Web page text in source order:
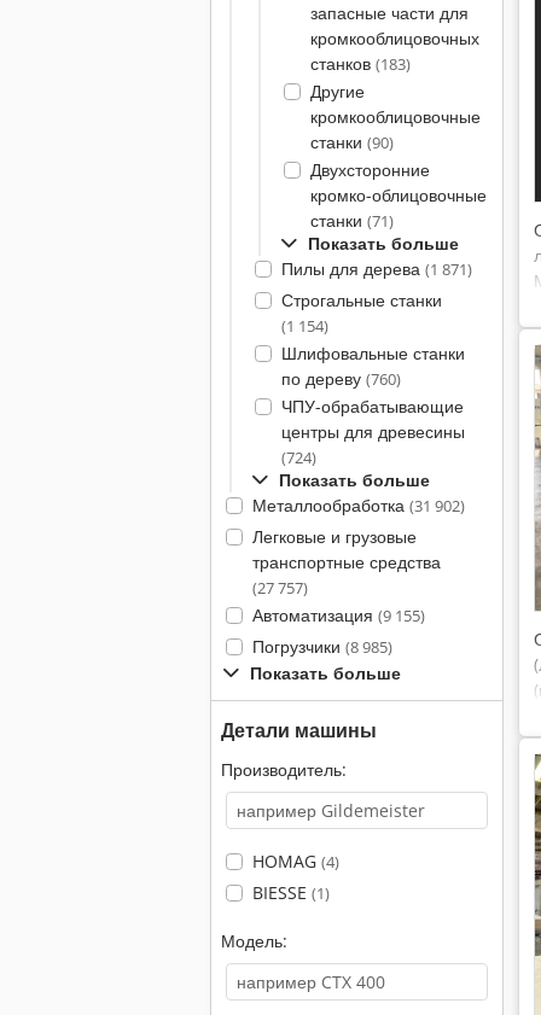
запасные части для
кромкооблицовочных
станков (183)
Другие
кромкооблицовочные
станки (90)
Двухсторонние
кромко-облицовочные
станки (71)
Показать больше
Пилы для дерева (1 871)
Строгальные станки
(1 154)
Шлифовальные станки
по дереву (760)
ЧПУ-обрабатывающие
центры для древесины
(724)
Показать больше
Металлообработка (31 902)
Легковые и грузовые
транспортные средства
(27 757)
Автоматизация (9 155)
Погрузчики (8 985)
Показать больше
Детали машины
Производитель:
HOMAG (4)
BIESSE (1)
Модель: